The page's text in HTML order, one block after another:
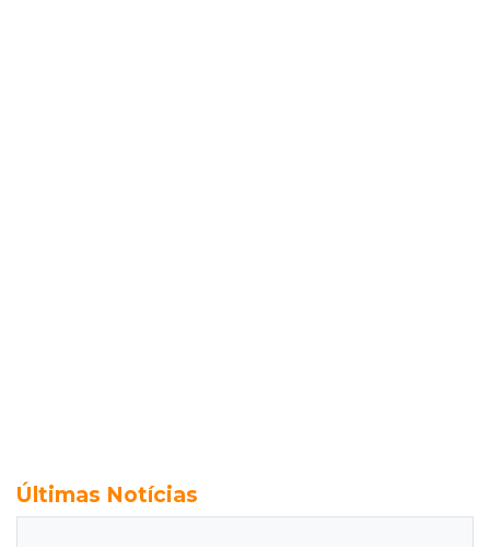
Últimas Notícias